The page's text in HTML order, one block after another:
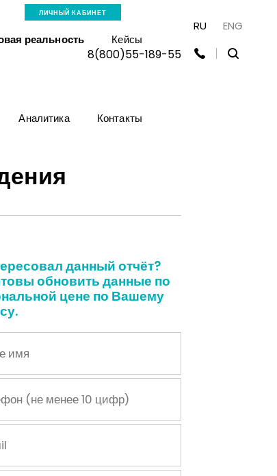
ЛИЧНЫЙ КАБИНЕТ
реальность Кейсы
Аналитика Контакты
RU ENG
8(800)55-189-55
данный отчёт?
обновить данные по
цене по Вашему